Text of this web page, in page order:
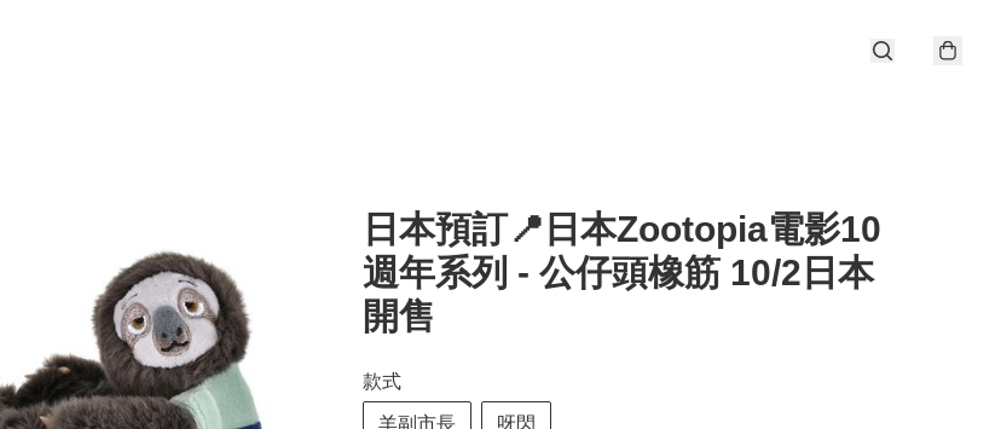
日本預訂📍日本Zootopia電影10
週年系列 - 公仔頭橡筋 10/2日本
開售
款式
羊副市長 呀閃